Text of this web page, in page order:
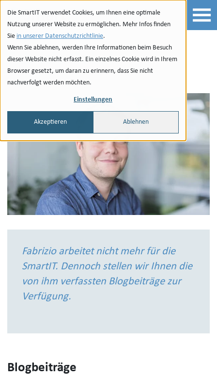
Die SmartIT verwendet Cookies, um Ihnen eine optimale
Nutzung unserer Website zu ermöglichen. Mehr Infos finden
Sie in unserer Datenschutzrichtlinie.
Wenn Sie ablehnen, werden Ihre Informationen beim Besuch
dieser Website nicht erfasst. Ein einzelnes Cookie wird in Ihrem
Browser gesetzt, um daran zu erinnern, dass Sie nicht
nachverfolgt werden möchten.
Einstellungen
Akzeptieren Ablehnen
Zur Navigation
zu den Quicklinks
Zur Suche
Zum Inhalt
Fabrizio Gobeli
Fabrizio arbeitet nicht mehr für die
SmartIT. Dennoch stellen wir Ihnen die
von ihm verfassten Blogbeiträge zur
Verfügung.
Blogbeiträge